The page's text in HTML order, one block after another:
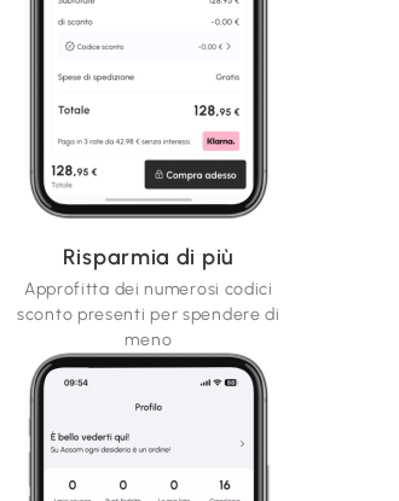
Risparmia di più
Approfitta dei numerosi codici
sconto presenti per spendere di
meno